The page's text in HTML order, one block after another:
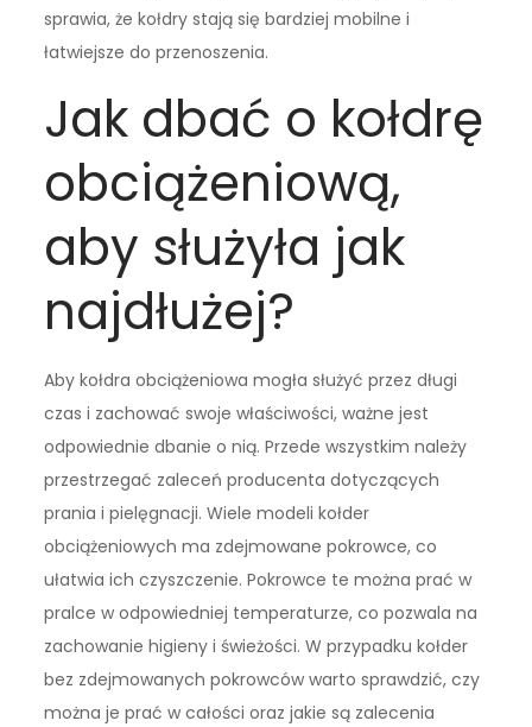
sprawia, że kołdry stają się bardziej mobilne i
łatwiejsze do przenoszenia.
Jak dbać o kołdrę
obciążeniową,
aby służyła jak
najdłużej?
Aby kołdra obciążeniowa mogła służyć przez długi
czas i zachować swoje właściwości, ważne jest
odpowiednie dbanie o nią. Przede wszystkim należy
przestrzegać zaleceń producenta dotyczących
prania i pielęgnacji. Wiele modeli kołder
obciążeniowych ma zdejmowane pokrowce, co
ułatwia ich czyszczenie. Pokrowce te można prać w
pralce w odpowiedniej temperaturze, co pozwala na
zachowanie higieny i świeżości. W przypadku kołder
bez zdejmowanych pokrowców warto sprawdzić, czy
można je prać w całości oraz jakie są zalecenia